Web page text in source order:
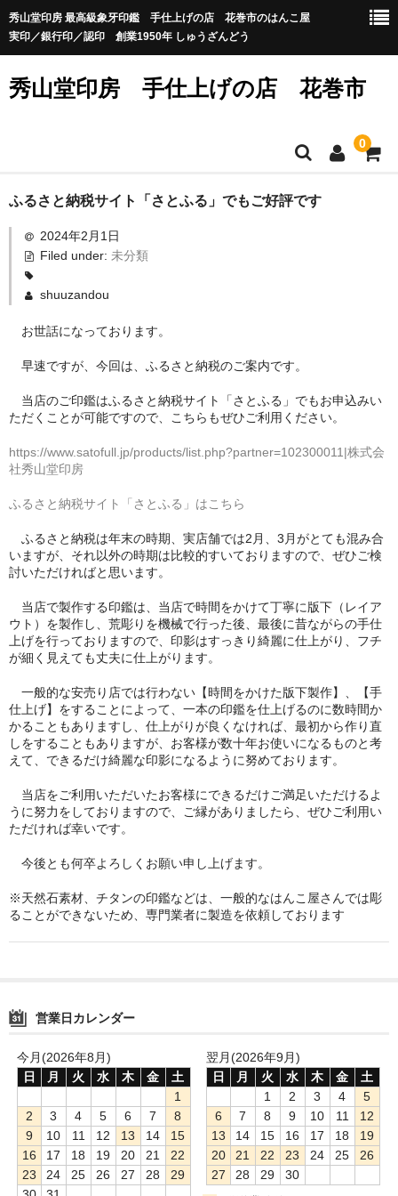
秀山堂印房 最高級象牙印鑑 手仕上げの店 花巻市のはんこ屋
実印／銀行印／認印 創業1950年 しゅうざんどう
秀山堂印房 手仕上げの店 花巻市
0
ホーム
カート
お問い合せ
ふるさと納税サイト「さとふる」でもご好評です
2024年2月1日
Filed under: 未分類
shuuzandou
お世話になっております。
早速ですが、今回は、ふるさと納税のご案内です。
当店のご印鑑はふるさと納税サイト「さとふる」でもお申込みい
ただくことが可能ですので、こちらもぜひご利用ください。
https://www.satofull.jp/products/list.php?partner=102300011|株式会
社秀山堂印房
ふるさと納税サイト「さとふる」はこちら
ふるさと納税は年末の時期、実店舗では2月、3月がとても混み合
いますが、それ以外の時期は比較的すいておりますので、ぜひご検
討いただければと思います。
当店で製作する印鑑は、当店で時間をかけて丁寧に版下（レイア
ウト）を製作し、荒彫りを機械で行った後、最後に昔ながらの手仕
上げを行っておりますので、印影はすっきり綺麗に仕上がり、フチ
が細く見えても丈夫に仕上がります。
一般的な安売り店では行わない【時間をかけた版下製作】、【手
仕上げ】をすることによって、一本の印鑑を仕上げるのに数時間か
かることもありますし、仕上がりが良くなければ、最初から作り直
しをすることもありますが、お客様が数十年お使いになるものと考
えて、できるだけ綺麗な印影になるように努めております。
当店をご利用いただいたお客様にできるだけご満足いただけるよ
うに努力をしておりますので、ご縁がありましたら、ぜひご利用い
ただければ幸いです。
今後とも何卒よろしくお願い申し上げます。
※天然石素材、チタンの印鑑などは、一般的なはんこ屋さんでは彫
ることができないため、専門業者に製造を依頼しております
営業日カレンダー
今月(2026年8月)
日
月 火 水 木 金
土
1
2
3 4 5 6 7
8
9
10 11 12 13 14
15
16
17 18 19 20 21
22
23
24 25 26 27 28
29
翌月(2026年9月)
日
月 火 水 木 金
土
1
2 3 4
5
6
7 8 9 10 11
12
13
14 15 16 17 18
19
20
21 22 23 24 25
26
27
28 29
30